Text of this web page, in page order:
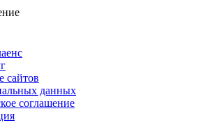
сайтов
данных
соглашение